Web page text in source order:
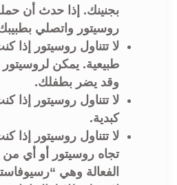
بجنينك. إذا حدث أن
روسيتور واتصلي
لا تتناول روسيتور
طبيعية. يمكن
وقد يضر بطفلك.
لا تتناول روسيتور
كبدية.
لا تتناول روسيتور
تجاه روسيتور أو أي من
الفعالة وهي